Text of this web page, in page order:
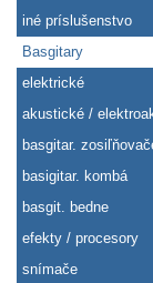
iné príslušenstvo
Basgitary
elektrické
akustické /
basgitar.
basigitar. kombá
basgit. bedne
efekty / procesory
snímače